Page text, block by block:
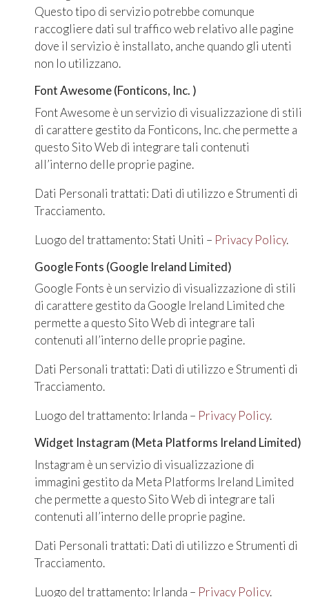
Questo tipo di servizio potrebbe comunque
raccogliere dati sul traffico web relativo alle pagine
dove il servizio è installato, anche quando gli utenti
non lo utilizzano.
Font Awesome (Fonticons, Inc. )
Font Awesome è un servizio di visualizzazione di stili
di carattere gestito da Fonticons, Inc. che permette a
questo Sito Web di integrare tali contenuti
all’interno delle proprie pagine.
Dati Personali trattati: Dati di utilizzo e Strumenti di
Tracciamento.
Luogo del trattamento: Stati Uniti – Privacy Policy.
Google Fonts (Google Ireland Limited)
Google Fonts è un servizio di visualizzazione di stili
di carattere gestito da Google Ireland Limited che
permette a questo Sito Web di integrare tali
contenuti all’interno delle proprie pagine.
Dati Personali trattati: Dati di utilizzo e Strumenti di
Tracciamento.
Luogo del trattamento: Irlanda – Privacy Policy.
Widget Instagram (Meta Platforms Ireland Limited)
Instagram è un servizio di visualizzazione di
immagini gestito da Meta Platforms Ireland Limited
che permette a questo Sito Web di integrare tali
contenuti all’interno delle proprie pagine.
Dati Personali trattati: Dati di utilizzo e Strumenti di
Tracciamento.
Luogo del trattamento: Irlanda – Privacy Policy.